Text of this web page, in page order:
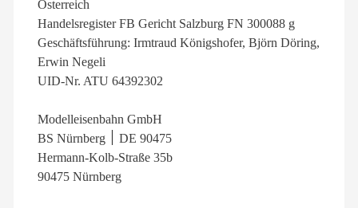
Österreich
Handelsregister FB Gericht Salzburg FN 300088 g
Geschäftsführung: Irmtraud Königshofer, Björn Döring,
Erwin Negeli
UID-Nr. ATU 64392302
Modelleisenbahn GmbH
BS Nürnberg ׀ DE 90475
Hermann-Kolb-Straße 35b
90475 Nürnberg